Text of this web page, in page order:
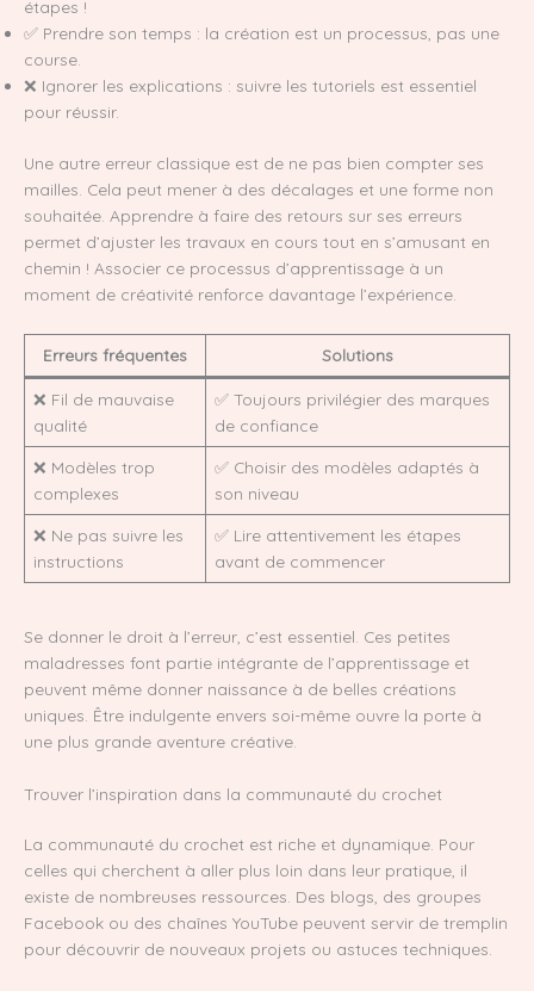
étapes !
✅ Prendre son temps : la création est un processus, pas une
course.
❌ Ignorer les explications : suivre les tutoriels est essentiel
pour réussir.
Une autre erreur classique est de ne pas bien compter ses
mailles. Cela peut mener à des décalages et une forme non
souhaitée. Apprendre à faire des retours sur ses erreurs
permet d’ajuster les travaux en cours tout en s’amusant en
chemin ! Associer ce processus d’apprentissage à un
moment de créativité renforce davantage l’expérience.
Erreurs fréquentes Solutions
❌ Fil de mauvaise
qualité
✅ Toujours privilégier des marques
de confiance
❌ Modèles trop
complexes
✅ Choisir des modèles adaptés à
son niveau
❌ Ne pas suivre les
instructions
✅ Lire attentivement les étapes
avant de commencer
Se donner le droit à l’erreur, c’est essentiel. Ces petites
maladresses font partie intégrante de l’apprentissage et
peuvent même donner naissance à de belles créations
uniques. Être indulgente envers soi-même ouvre la porte à
une plus grande aventure créative.
Trouver l’inspiration dans la communauté du crochet
La communauté du crochet est riche et dynamique. Pour
celles qui cherchent à aller plus loin dans leur pratique, il
existe de nombreuses ressources. Des blogs, des groupes
Facebook ou des chaînes YouTube peuvent servir de tremplin
pour découvrir de nouveaux projets ou astuces techniques.